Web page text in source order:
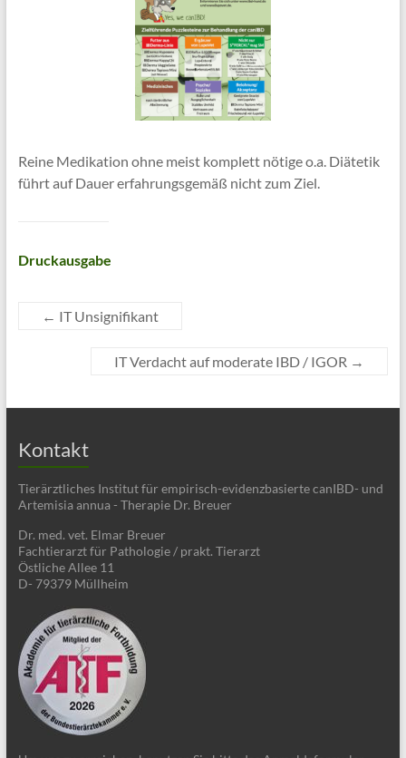
Reine Medikation ohne meist komplett nötige o.a. Diätetik
führt auf Dauer erfahrungsgemäß nicht zum Ziel.
Druckausgabe
← IT Unsignifikant
IT Verdacht auf moderate IBD / IGOR →
Kontakt
Tierärztliches Institut für empirisch-evidenzbasierte canIBD- und
Artemisia annua - Therapie Dr. Breuer
Dr. med. vet. Elmar Breuer
Fachtierarzt für Pathologie / prakt. Tierarzt
Östliche Allee 11
D- 79379 Müllheim